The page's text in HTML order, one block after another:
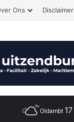
Ons Disclaimer
Oldambt 17